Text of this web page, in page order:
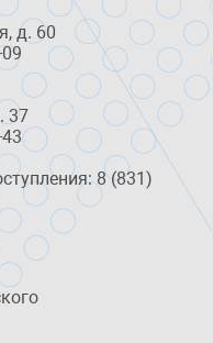
д. 60
37
8 (831)